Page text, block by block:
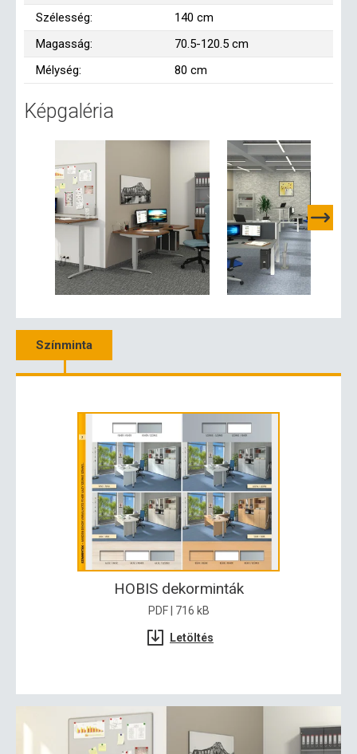
Szélesség:
140 cm
Magasság:
70.5-120.5 cm
Mélység:
80 cm
Képgaléria
Színminta
HOBIS dekorminták
PDF | 716 kB
Letöltés